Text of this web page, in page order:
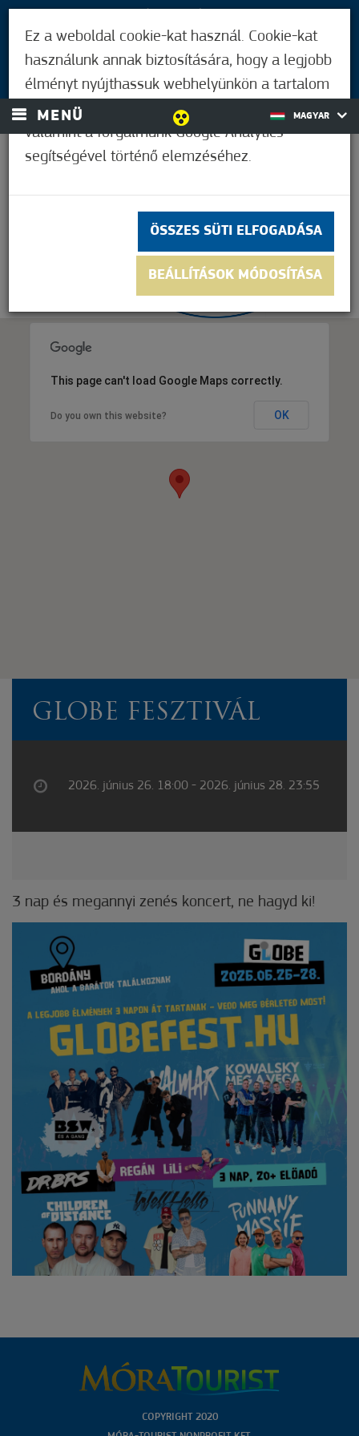
BEJELENTKEZÉS
MENÜ MAGYAR
This page can't load Google Maps correctly.
Do you own this website? OK
GLOBE FESZTIVÁL
2026. június 26. 18:00 - 2026. június 28. 23:55
3 nap és megannyi zenés koncert, ne hagyd ki!
Ez a weboldal cookie-kat használ. Cookie-kat
használunk annak biztosítására, hogy a legjobb
élményt nyújthassuk webhelyünkön a tartalom
és a hirdetések személyre szabásához,
valamint a forgalmunk Google Analytics
segítségével történő elemzéséhez.
ÖSSZES SÜTI ELFOGADÁSA
BEÁLLÍTÁSOK MÓDOSÍTÁSA
COPYRIGHT 2020